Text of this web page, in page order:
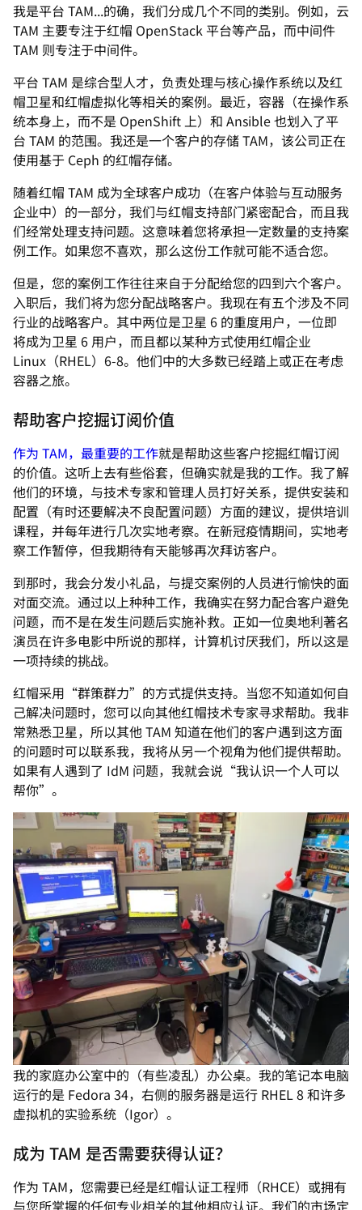
我是平台 TAM...的确，我们分成几个不同的类别。例如，云
TAM 主要专注于红帽 OpenStack 平台等产品，而中间件
TAM 则专注于中间件。
平台 TAM 是综合型人才，负责处理与核心操作系统以及红
帽卫星和红帽虚拟化等相关的案例。最近，容器（在操作系
统本身上，而不是 OpenShift 上）和 Ansible 也划入了平
台 TAM 的范围。我还是一个客户的存储 TAM，该公司正在
使用基于 Ceph 的红帽存储。
随着红帽 TAM 成为全球客户成功（在客户体验与互动服务
企业中）的一部分，我们与红帽支持部门紧密配合，而且我
们经常处理支持问题。这意味着您将承担一定数量的支持案
例工作。如果您不喜欢，那么这份工作就可能不适合您。
但是，您的案例工作往往来自于分配给您的四到六个客户。
入职后，我们将为您分配战略客户。我现在有五个涉及不同
行业的战略客户。其中两位是卫星 6 的重度用户，一位即
将成为卫星 6 用户，而且都以某种方式使用红帽企业
Linux（RHEL）6-8。他们中的大多数已经踏上或正在考虑
容器之旅。
帮助客户挖掘订阅价值
作为 TAM，最重要的工作就是帮助这些客户挖掘红帽订阅
的价值。这听上去有些俗套，但确实就是我的工作。我了解
他们的环境，与技术专家和管理人员打好关系，提供安装和
配置（有时还要解决不良配置问题）方面的建议，提供培训
课程，并每年进行几次实地考察。在新冠疫情期间，实地考
察工作暂停，但我期待有天能够再次拜访客户。
到那时，我会分发小礼品，与提交案例的人员进行愉快的面
对面交流。通过以上种种工作，我确实在努力配合客户避免
问题，而不是在发生问题后实施补救。正如一位奥地利著名
演员在许多电影中所说的那样，计算机讨厌我们，所以这是
一项持续的挑战。
红帽采用“群策群力”的方式提供支持。当您不知道如何自
己解决问题时，您可以向其他红帽技术专家寻求帮助。我非
常熟悉卫星，所以其他 TAM 知道在他们的客户遇到这方面
的问题时可以联系我，我将从另一个视角为他们提供帮助。
如果有人遇到了 IdM 问题，我就会说“我认识一个人可以
帮你”。
我的家庭办公室中的（有些凌乱）办公桌。我的笔记本电脑
运行的是 Fedora 34，右侧的服务器是运行 RHEL 8 和许多
虚拟机的实验系统（Igor）。
成为 TAM 是否需要获得认证？
作为 TAM，您需要已经是红帽认证工程师（RHCE）或拥有
与您所掌握的任何专业相关的其他相应认证。我们的市场定